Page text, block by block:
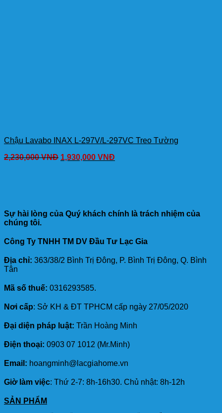
Chậu Lavabo INAX L-297V/L-297VC Treo Tường
2,230,000VNĐ 1,930,000 VNĐ
Sự hài lòng của Quý khách chính là trách nhiệm của
chúng tôi.
Công Ty TNHH TM DV Đầu Tư Lạc Gia
Địa chỉ: 363/38/2 Bình Trị Đông, P. Bình Trị Đông, Q. Bình
Tân
Mã số thuế: 0316293585.
Nơi cấp: Sở KH & ĐT TPHCM cấp ngày 27/05/2020
Đại diện pháp luật: Trần Hoàng Minh
Điện thoại: 0903 07 1012 (Mr.Minh)
Email: hoangminh@lacgiahome.vn
Giờ làm việc: Thứ 2-7: 8h-16h30. Chủ nhật: 8h-12h
SẢN PHẨM